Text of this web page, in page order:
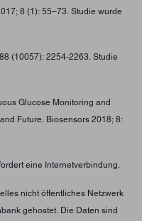
8 (1): 55–73. Studie wurde
(10057): 2254-2263. Studie
Glucose Monitoring and
Future. Biosensors 2018; 8:
eine Internetverbindung.
nicht öffentliches Netzwerk
gehostet. Die Daten sind